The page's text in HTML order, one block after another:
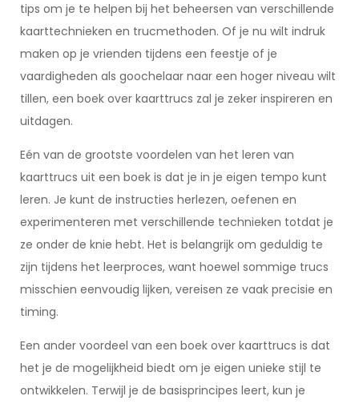
tips om je te helpen bij het beheersen van verschillende
kaarttechnieken en trucmethoden. Of je nu wilt indruk
maken op je vrienden tijdens een feestje of je
vaardigheden als goochelaar naar een hoger niveau wilt
tillen, een boek over kaarttrucs zal je zeker inspireren en
uitdagen.
Eén van de grootste voordelen van het leren van
kaarttrucs uit een boek is dat je in je eigen tempo kunt
leren. Je kunt de instructies herlezen, oefenen en
experimenteren met verschillende technieken totdat je
ze onder de knie hebt. Het is belangrijk om geduldig te
zijn tijdens het leerproces, want hoewel sommige trucs
misschien eenvoudig lijken, vereisen ze vaak precisie en
timing.
Een ander voordeel van een boek over kaarttrucs is dat
het je de mogelijkheid biedt om je eigen unieke stijl te
ontwikkelen. Terwijl je de basisprincipes leert, kun je